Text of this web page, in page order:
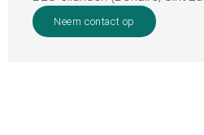
Neem contact op